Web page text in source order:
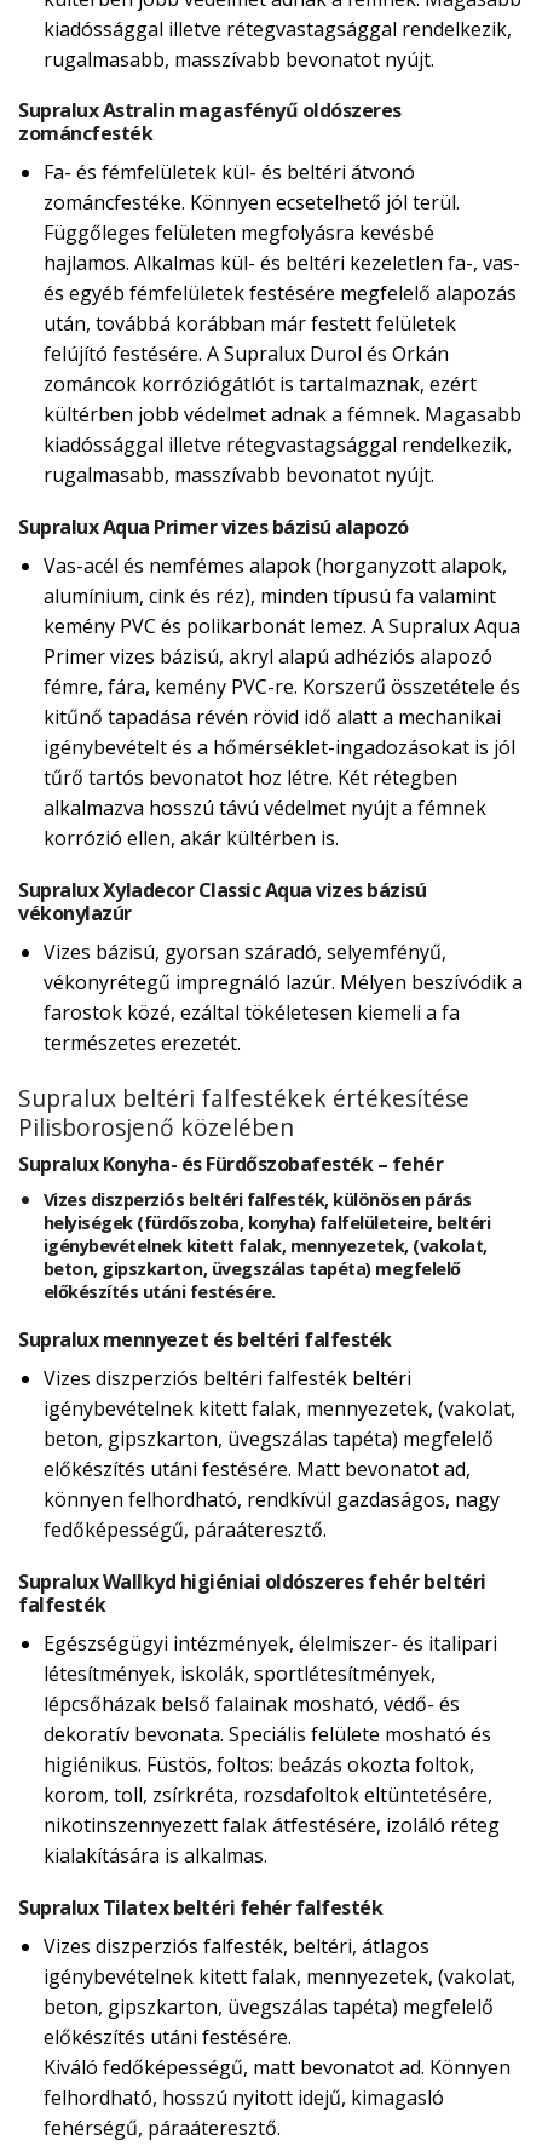
kiadóssággal illetve rétegvastagsággal rendelkezik,
rugalmasabb, masszívabb bevonatot nyújt.
Supralux Astralin magasfényű oldószeres
zománcfesték
Fa- és fémfelületek kül- és beltéri átvonó
zománcfestéke. Könnyen ecsetelhető jól terül.
Függőleges felületen megfolyásra kevésbé
hajlamos. Alkalmas kül- és beltéri kezeletlen fa-, vas-
és egyéb fémfelületek festésére megfelelő alapozás
után, továbbá korábban már festett felületek
felújító festésére. A Supralux Durol és Orkán
zománcok korróziógátlót is tartalmaznak, ezért
kültérben jobb védelmet adnak a fémnek. Magasabb
kiadóssággal illetve rétegvastagsággal rendelkezik,
rugalmasabb, masszívabb bevonatot nyújt.
Supralux Aqua Primer vizes bázisú alapozó
Vas-acél és nemfémes alapok (horganyzott alapok,
alumínium, cink és réz), minden típusú fa valamint
kemény PVC és polikarbonát lemez. A Supralux Aqua
Primer vizes bázisú, akryl alapú adhéziós alapozó
fémre, fára, kemény PVC-re. Korszerű összetétele és
kitűnő tapadása révén rövid idő alatt a mechanikai
igénybevételt és a hőmérséklet-ingadozásokat is jól
tűrő tartós bevonatot hoz létre. Két rétegben
alkalmazva hosszú távú védelmet nyújt a fémnek
korrózió ellen, akár kültérben is.
Supralux Xyladecor Classic Aqua vizes bázisú
vékonylazúr
Vizes bázisú, gyorsan száradó, selyemfényű,
vékonyrétegű impregnáló lazúr. Mélyen beszívódik a
farostok közé, ezáltal tökéletesen kiemeli a fa
természetes erezetét.
Supralux beltéri falfestékek értékesítése
Pilisborosjenő közelében
Supralux Konyha- és Fürdőszobafesték – fehér
Vizes diszperziós beltéri falfesték, különösen párás
helyiségek (fürdőszoba, konyha) falfelületeire, beltéri
igénybevételnek kitett falak, mennyezetek, (vakolat,
beton, gipszkarton, üvegszálas tapéta) megfelelő
előkészítés utáni festésére.
Supralux mennyezet és beltéri falfesték
Vizes diszperziós beltéri falfesték beltéri
igénybevételnek kitett falak, mennyezetek, (vakolat,
beton, gipszkarton, üvegszálas tapéta) megfelelő
előkészítés utáni festésére. Matt bevonatot ad,
könnyen felhordható, rendkívül gazdaságos, nagy
fedőképességű, páraáteresztő.
Supralux Wallkyd higiéniai oldószeres fehér beltéri
falfesték
Egészségügyi intézmények, élelmiszer- és italipari
létesítmények, iskolák, sportlétesítmények,
lépcsőházak belső falainak mosható, védő- és
dekoratív bevonata. Speciális felülete mosható és
higiénikus. Füstös, foltos: beázás okozta foltok,
korom, toll, zsírkréta, rozsdafoltok eltüntetésére,
nikotinszennyezett falak átfestésére, izoláló réteg
kialakítására is alkalmas.
Supralux Tilatex beltéri fehér falfesték
Vizes diszperziós falfesték, beltéri, átlagos
igénybevételnek kitett falak, mennyezetek, (vakolat,
beton, gipszkarton, üvegszálas tapéta) megfelelő
előkészítés utáni festésére.
Kiváló fedőképességű, matt bevonatot ad. Könnyen
felhordható, hosszú nyitott idejű, kimagasló
fehérségű, páraáteresztő.